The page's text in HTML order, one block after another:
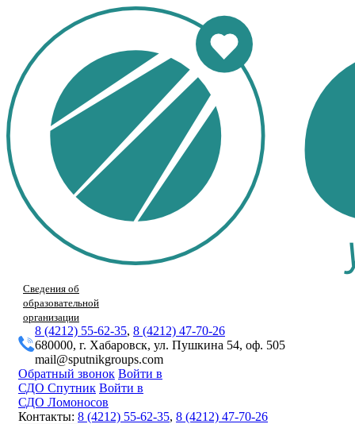
Сведения об
образовательной
организации
8 (4212) 55-62-35, 8 (4212) 47-70-26
680000, г. Хабаровск, ул. Пушкина 54, оф. 505
mail@sputnikgroups.com
Обратный звонок Войти в
СДО Спутник Войти в
СДО Ломоносов
Контакты: 8 (4212) 55-62-35, 8 (4212) 47-70-26